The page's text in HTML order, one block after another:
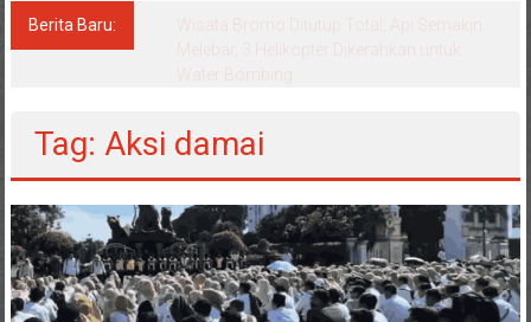
Berita Baru:
Istri Polisi di Kediri Jadi Tersangka Penipuan
Arisan Online, Kuasa Hukum Korban Desak
Penahanan
Tag: Aksi damai